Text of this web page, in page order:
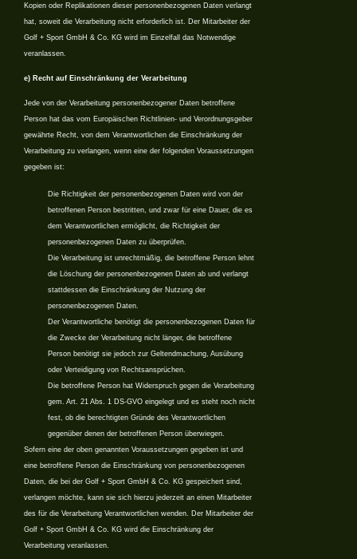
Kopien oder Replikationen dieser personenbezogenen Daten verlangt
hat, soweit die Verarbeitung nicht erforderlich ist. Der Mitarbeiter der
Golf + Sport GmbH & Co. KG wird im Einzelfall das Notwendige
veranlassen.
e) Recht auf Einschränkung der Verarbeitung
Jede von der Verarbeitung personenbezogener Daten betroffene
Person hat das vom Europäischen Richtlinien- und Verordnungsgeber
gewährte Recht, von dem Verantwortlichen die Einschränkung der
Verarbeitung zu verlangen, wenn eine der folgenden Voraussetzungen
gegeben ist:
Die Richtigkeit der personenbezogenen Daten wird von der
betroffenen Person bestritten, und zwar für eine Dauer, die es
dem Verantwortlichen ermöglicht, die Richtigkeit der
personenbezogenen Daten zu überprüfen.
Die Verarbeitung ist unrechtmäßig, die betroffene Person lehnt
die Löschung der personenbezogenen Daten ab und verlangt
stattdessen die Einschränkung der Nutzung der
personenbezogenen Daten.
Der Verantwortliche benötigt die personenbezogenen Daten für
die Zwecke der Verarbeitung nicht länger, die betroffene
Person benötigt sie jedoch zur Geltendmachung, Ausübung
oder Verteidigung von Rechtsansprüchen.
Die betroffene Person hat Widerspruch gegen die Verarbeitung
gem. Art. 21 Abs. 1 DS-GVO eingelegt und es steht noch nicht
fest, ob die berechtigten Gründe des Verantwortlichen
gegenüber denen der betroffenen Person überwiegen.
Sofern eine der oben genannten Voraussetzungen gegeben ist und
eine betroffene Person die Einschränkung von personenbezogenen
Daten, die bei der Golf + Sport GmbH & Co. KG gespeichert sind,
verlangen möchte, kann sie sich hierzu jederzeit an einen Mitarbeiter
des für die Verarbeitung Verantwortlichen wenden. Der Mitarbeiter der
Golf + Sport GmbH & Co. KG wird die Einschränkung der
Verarbeitung veranlassen.